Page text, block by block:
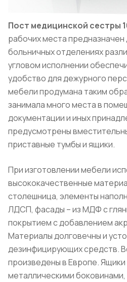
Пост медицинской сестры
рабочих места предназначен
больничных отделениях
угловом исполнении
удобство для дежурного
мебели продумана таким
занимала много места в
документации и иных
предусмотрены
приставные тумбы и ящики.
При изготовлении мебели
высококачественные
столешница, элементы
ЛДСП, фасады – из МДФ с
покрытием с добавлением
Материалы долговечны и
дезинфицирующих средств.
произведены в Европе.
металлическими боковинами,